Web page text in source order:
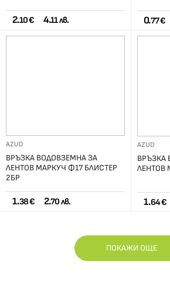
2.10 € 4.11 лв. 0.77 €
AZUD
ВРЪЗКА ВОДОВЗЕМНА ЗА
ЛЕНТОВ МАРКУЧ Ф17 БЛИСТЕР
2БР
1.38 € 2.70 лв.
AZUD
ВРЪЗКА
ЛЕНТОВ
1.64 €
ПОКАЖИ ОЩЕ